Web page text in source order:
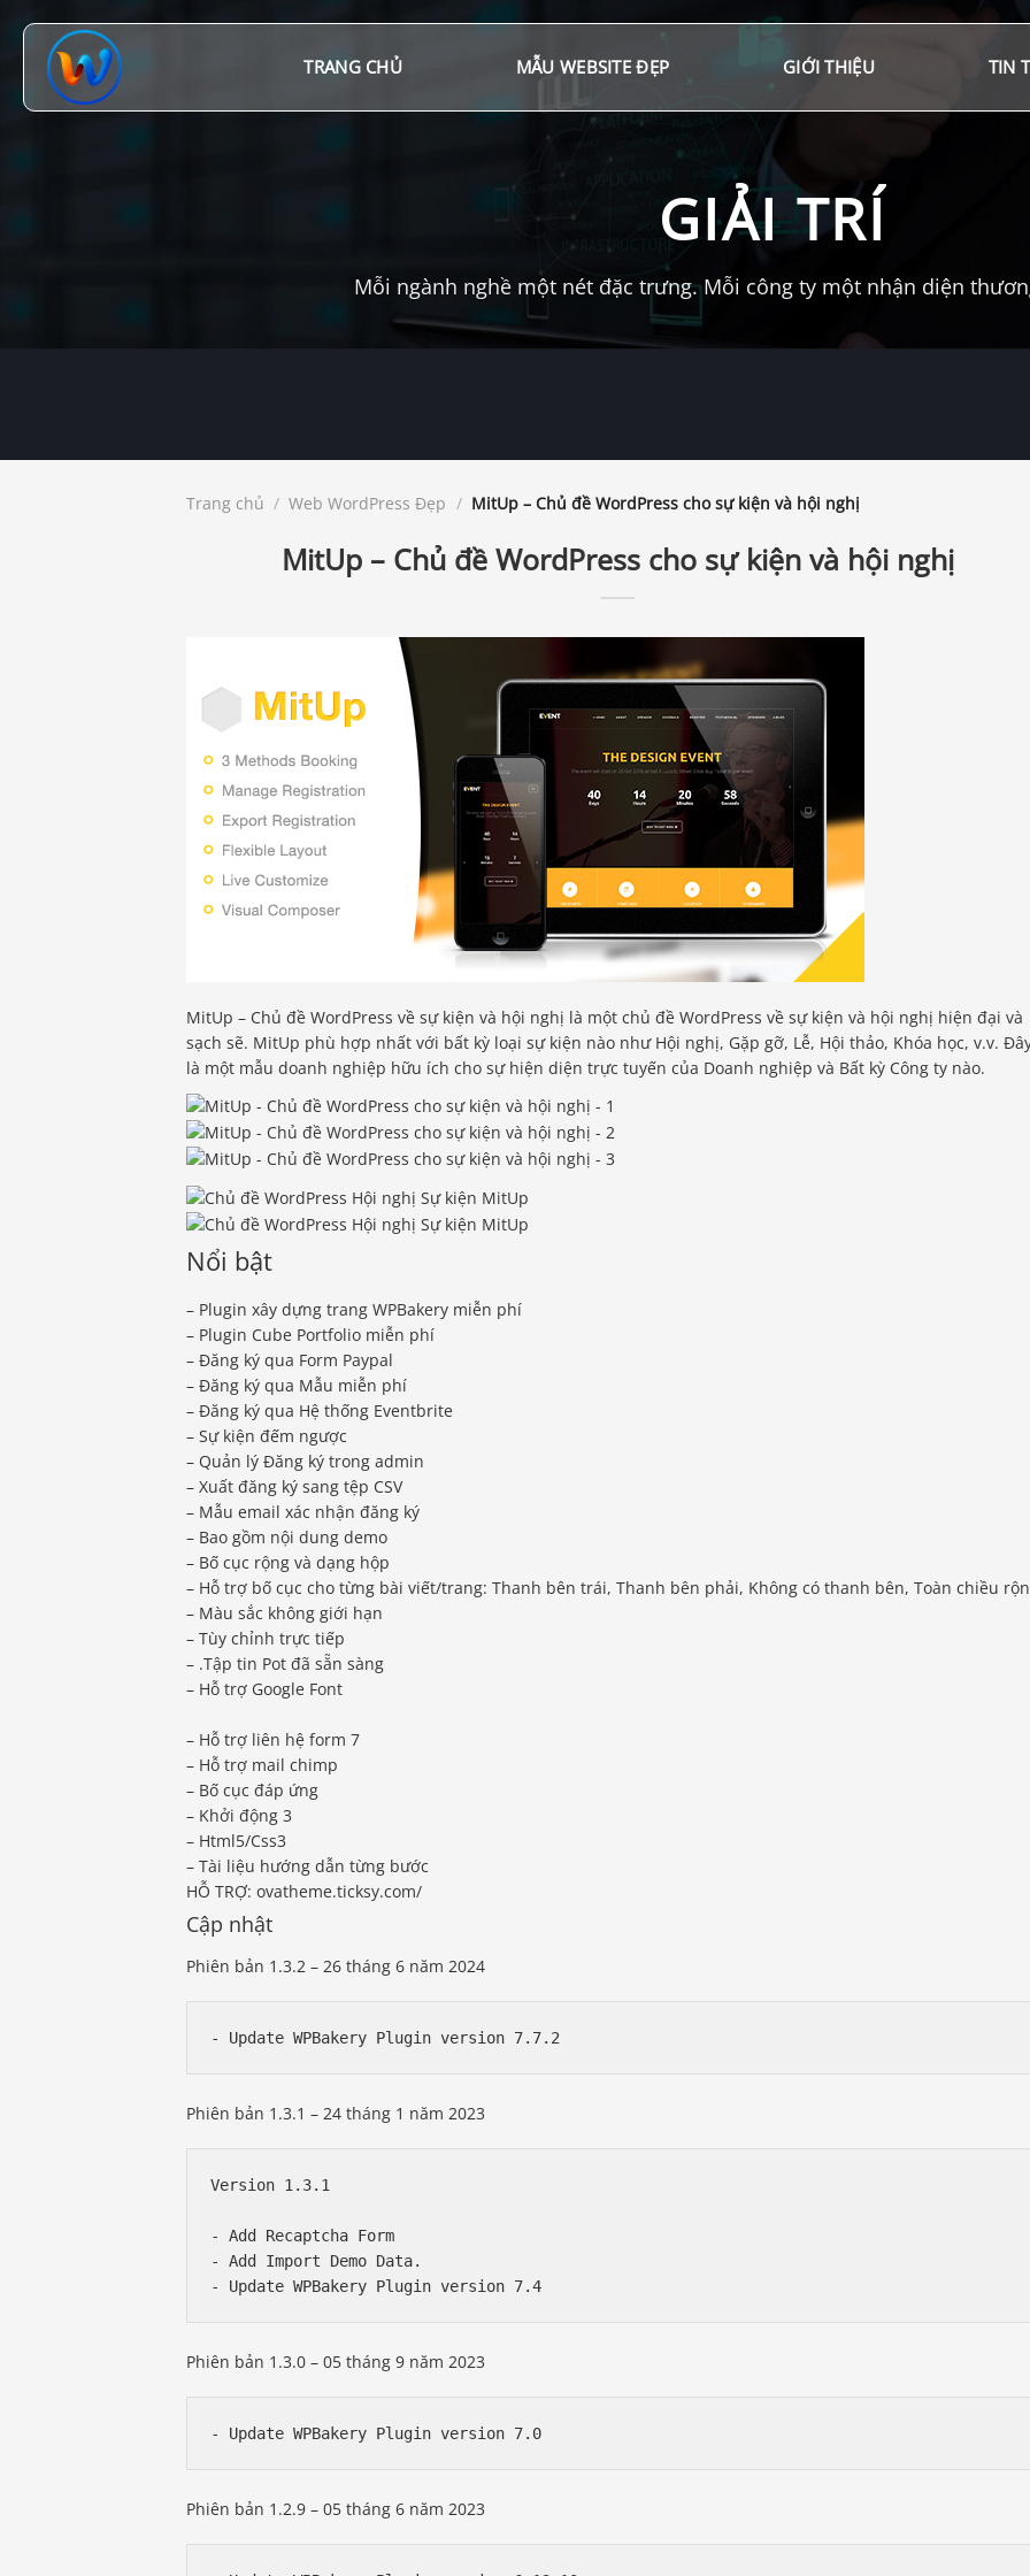
đến
TRANG CHỦ MẪU WEBSITE ĐẸP GIỚI THIỆU TIN
GIẢI TRÍ
Mỗi ngành nghề một nét đặc trưng. Mỗi công ty một nhận diện
Trang chủ / Web WordPress Đẹp / MitUp – Chủ đề WordPress cho sự kiện và hội nghị
MitUp – Chủ đề WordPress cho sự kiện và hội nghị
MitUp – Chủ đề WordPress về sự kiện và hội nghị là một chủ đề WordPress về sự kiện và hội nghị hiện đại và
sạch sẽ. MitUp phù hợp nhất với bất kỳ loại sự kiện nào như Hội nghị, Gặp gỡ, Lễ, Hội thảo, Khóa học, v.v.
là một mẫu doanh nghiệp hữu ích cho sự hiện diện trực tuyến của Doanh nghiệp và Bất kỳ Công ty nào.
Nổi bật
– Plugin xây dựng trang WPBakery miễn phí
– Plugin Cube Portfolio miễn phí
– Đăng ký qua Form Paypal
– Đăng ký qua Mẫu miễn phí
– Đăng ký qua Hệ thống Eventbrite
– Sự kiện đếm ngược
– Quản lý Đăng ký trong admin
– Xuất đăng ký sang tệp CSV
– Mẫu email xác nhận đăng ký
– Bao gồm nội dung demo
– Bố cục rộng và dạng hộp
– Hỗ trợ bố cục cho từng bài viết/trang: Thanh bên trái, Thanh bên phải, Không có thanh bên, Toàn chiều
– Màu sắc không giới hạn
– Tùy chỉnh trực tiếp
– .Tập tin Pot đã sẵn sàng
– Hỗ trợ Google Font
– Hỗ trợ liên hệ form 7
– Hỗ trợ mail chimp
– Bố cục đáp ứng
– Khởi động 3
– Html5/Css3
– Tài liệu hướng dẫn từng bước
HỖ TRỢ: ovatheme.ticksy.com/
Cập nhật
Phiên bản 1.3.2 – 26 tháng 6 năm 2024
Phiên bản 1.3.1 – 24 tháng 1 năm 2023
Version 1.3.1
- Add Recaptcha Form
- Add Import Demo Data.
Phiên bản 1.3.0 – 05 tháng 9 năm 2023
Phiên bản 1.2.9 – 05 tháng 6 năm 2023